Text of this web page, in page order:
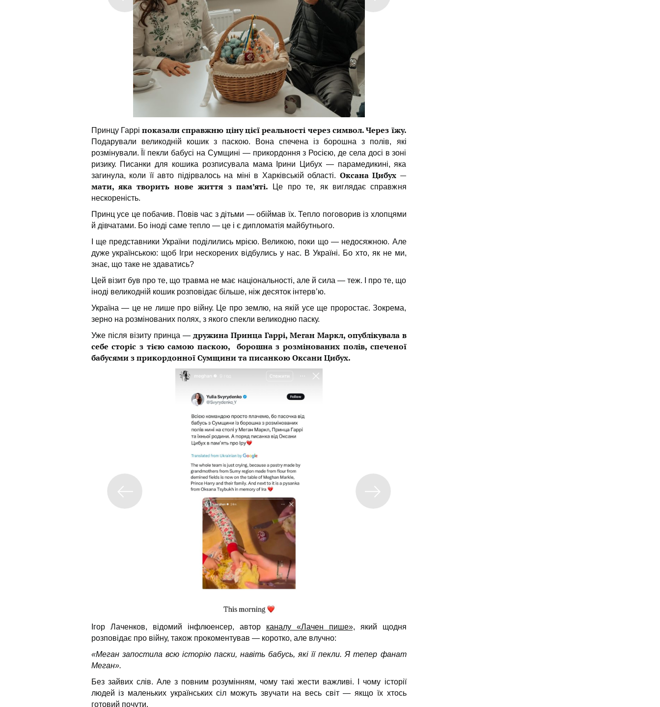
Принцу Гарріпоказали справжню ціну цієї реальності через символ. Через їжу.
Подарували великодній кошик з паскою. Вона спечена із борошна з полів, які
розмінували. Її пекли бабусі на Сумщині — прикордоння з Росією, де села досі в зоні
ризику. Писанки для кошика розписувала мама Ірини Цибух — парамедикині, яка
загинула, коли її авто підірвалось на міні в Харківській області. Оксана Цибух —
мати, яка творить нове життя з пам’яті. Це про те, як виглядає справжня
нескореність.
Принц усе це побачив. Повів час з дітьми — обіймав їх. Тепло поговорив із хлопцями
й дівчатами. Бо іноді саме тепло — це і є дипломатія майбутнього.
І ще представники України поділились мрією. Великою, поки що — недосяжною. Але
дуже українською: щоб Ігри нескорених відбулись у нас. В Україні. Бо хто, як не ми,
знає, що таке не здаватись?
Цей візит був про те, що травма не має національності, але й сила — теж. І про те, що
іноді великодній кошик розповідає більше, ніж десяток інтерв’ю.
Україна — це не лише про війну. Це про землю, на якій усе ще проростає. Зокрема,
зерно на розмінованих полях, з якого спекли великодню паску.
Уже після візиту принца — дружина Принца Гаррі, Меган Маркл, опублікувала в
себе сторіс з тією самою паскою, борошна з розмінованих полів, спеченої
бабусями з прикордонної Сумщини та писанкою Оксани Цибух.
Ігор Лаченков, відомий інфлюенсер, автор каналу «Лачен пише», який щодня
розповідає про війну, також прокоментував — коротко, але влучно:
«Меган запостила всю історію паски, навіть бабусь, які її пекли. Я тепер фанат
Меган».
Без зайвих слів. Але з повним розумінням, чому такі жести важливі. І чому історії
людей із маленьких українських сіл можуть звучати на весь світ — якщо їх хтось
готовий почути.